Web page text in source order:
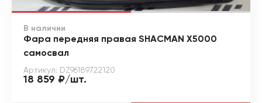
В наличии
Фара передняя правая SHACMAN X5000
самосвал
Артикул: DZ96189722120
18 859 ₽/шт.